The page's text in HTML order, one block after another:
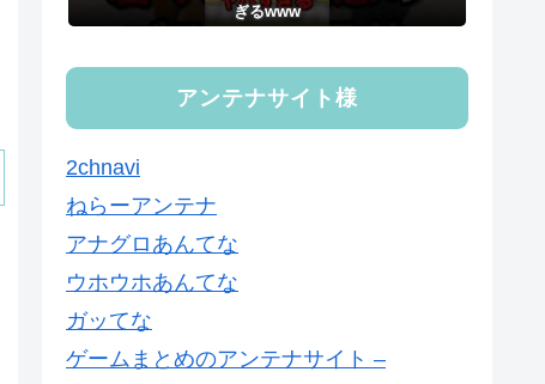
ぎるwww
アンテナサイト様
2chnavi
ねらーアンテナ
アナグロあんてな
ウホウホあんてな
ガッてな
ゲームまとめのアンテナサイト –